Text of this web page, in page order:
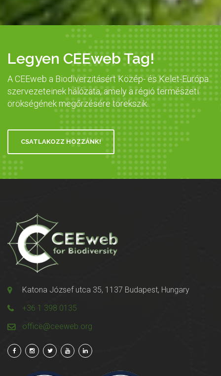
Legyen CEEweb Tag!
A CEEweb a Biodiverzitásért Közép- és Kelet-Európa
szervezeteinek hálózata, amely a régió természeti
örökségének megőrzésére törekszik..
CSATLAKOZZ HOZZÁNK!
Katona József utca 35, 1137 Budapest, Hungary
+36 1 398 0135
office@ceeweb.org